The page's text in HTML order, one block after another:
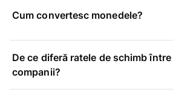
Cum convertesc monedele?
De ce diferă ratele de schimb între
companii?